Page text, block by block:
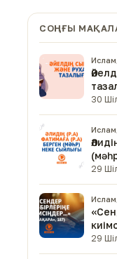
СОҢҒЫ
30
29
29